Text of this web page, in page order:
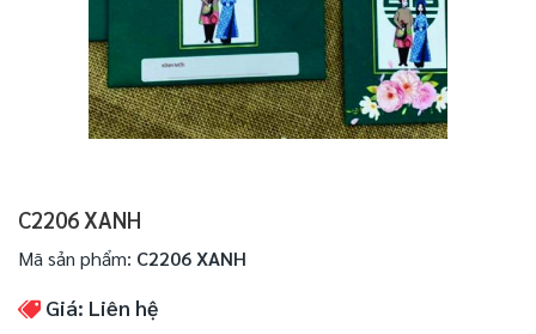
C2206 XANH
Mã sản phẩm: C2206 XANH
Giá: Liên hệ